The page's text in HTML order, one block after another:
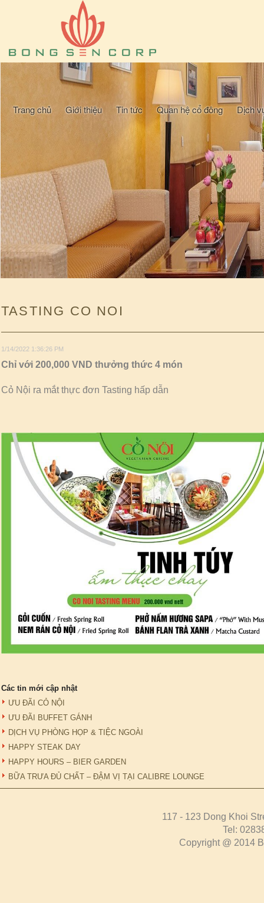
Trang chủ Giới thiệu Tin tức Quan hệ cổ đông Dịch
TASTING CO NOI
1/14/2022 1:36:26 PM
Chỉ với 200,000 VND thưởng thức 4 món
Cỏ Nội ra mắt thực đơn Tasting hấp dẫn
Các tin mới cập nhật
ƯU ĐÃI CỎ NỘI
ƯU ĐÃI BUFFET GÁNH
DỊCH VỤ PHÒNG HỌP & TIỆC NGOÀI
HAPPY STEAK DAY
HAPPY HOURS – BIER GARDEN
BỮA TRƯA ĐỦ CHẤT – ĐẬM VỊ TẠI CALIBRE LOUNGE
117 - 123 Dong Khoi
Tel:
Copyright @ 2014